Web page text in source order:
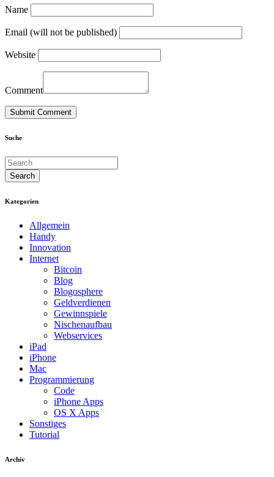
Name
Email (will not be published)
Website
Comment
Suche
Kategorien
Allgemein
Handy
Innovation
Internet
Bitcoin
Blog
Blogosphere
Geldverdienen
Gewinnspiele
Nischenaufbau
Webservices
iPad
iPhone
Mac
Programmierung
Code
iPhone Apps
OS X Apps
Sonstiges
Tutorial
Archiv